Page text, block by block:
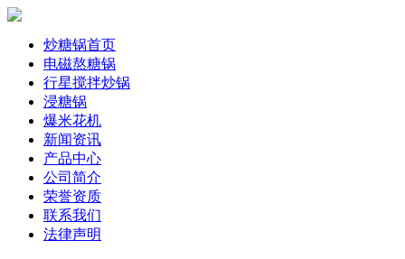
炒糖锅首页
电磁熬糖锅
行星搅拌炒锅
浸糖锅
爆米花机
新闻资讯
产品中心
公司简介
荣誉资质
联系我们
法律声明